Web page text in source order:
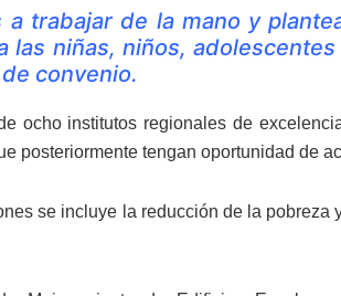
a trabajar de la mano y
las niñas, niños,
convenio.
ocho institutos regionales de
posteriormente tengan oportunidad de
se incluye la reducción de la pobreza